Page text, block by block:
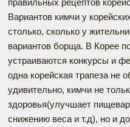
Вариантов кимчи у
столько, сколько у
вариантов борща. В Корее
устраиваются конкурсы и
одна корейская трапеза не
удивительно, кимчи не
здоровья(улучшает
снижению веса и т.д), но и